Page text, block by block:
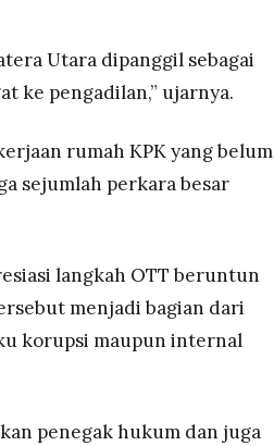
Utara dipanggil sebagai
ke pengadilan,” ujarnya.
rumah KPK yang belum
sejumlah perkara besar
langkah OTT beruntun
menjadi bagian dari
korupsi maupun internal
penegak hukum dan juga